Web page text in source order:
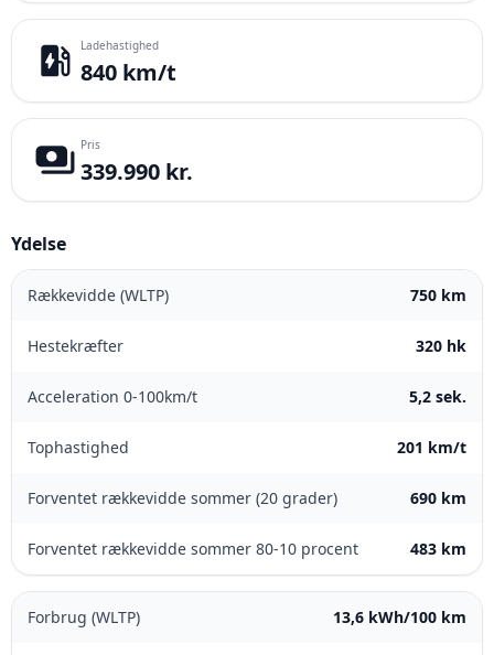
ev_station Ladehastighed
840 km/t
payments Pris
339.990 kr.
Ydelse
Rækkevidde (WLTP) 750 km
Hestekræfter 320 hk
Acceleration 0-100km/t 5,2 sek.
Tophastighed 201 km/t
Forventet rækkevidde sommer (20 grader) 690 km
Forventet rækkevidde sommer 80-10 procent 483 km
Forbrug (WLTP) 13,6 kWh/100 km